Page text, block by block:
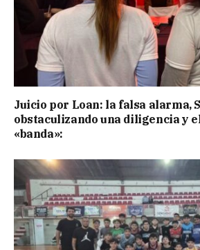
Juicio por Loan: la falsa alarma,
obstaculizando una diligencia y
«banda»: